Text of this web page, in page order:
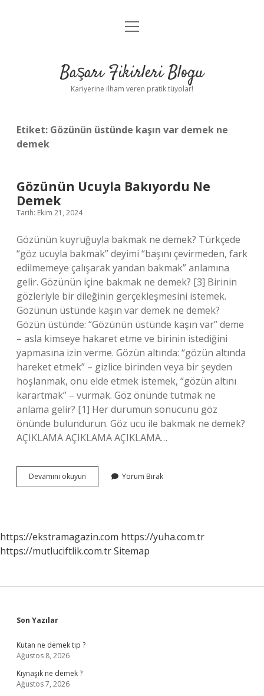
Anasayfa
Yasal Uyarı
menüyü
Başarı Fikirleri Blogu
Kariyerine ilham veren pratik tüyolar!
Etiket: Gözünün üstünde kaşın var demek ne
demek
Gözünün Ucuyla Bakıyordu Ne
Demek
Tarih: Ekim 21, 2024
Gözünün kuyruğuyla bakmak ne demek? Türkçede
“göz ucuyla bakmak” deyimi “başını çevirmeden, fark
edilmemeye çalışarak yandan bakmak” anlamına
gelir. Gözünün içine bakmak ne demek? [3] Birinin
gözleriyle bir dileğinin gerçekleşmesini istemek.
Gözünün üstünde kaşın var demek ne demek?
Gözün üstünde: “Gözünün üstünde kaşın var” deme
– asla kimseye hakaret etme ve birinin istediğini
yapmasına izin verme. Gözün altında: “gözün altında
hareket etmek” – gizlice birinden veya bir şeyden
hoşlanmak, onu elde etmek istemek, “gözün altını
karartmak” – vurmak. Göz önünde tutmak ne
anlama gelir? [1] Her durumun sonucunu göz
önünde bulundurun. Göz ucu ile bakmak ne demek?
AÇIKLAMA AÇIKLAMA AÇIKLAMA…
Devamını okuyun Gözünün
Ucuyla
Yorum Bırak
https://ekstramagazin.com https://yuha.com.tr
https://mutluciftlik.com.trSitemap
Sidebar
Son Yazılar
Kutan ne demek tıp ?
Ağustos 8, 2026
Kıynaşık ne demek ?
Ağustos 7, 2026